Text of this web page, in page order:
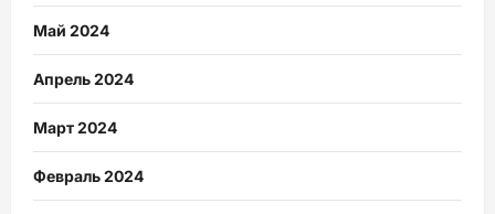
Май 2024
Апрель 2024
Март 2024
Февраль 2024